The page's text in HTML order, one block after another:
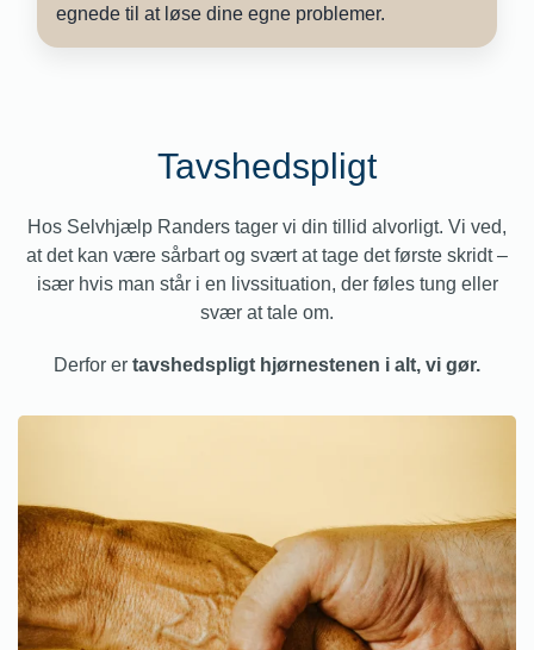
egnede til at løse dine egne problemer.
Tavshedspligt
Hos Selvhjælp Randers tager vi din tillid alvorligt. Vi ved,
at det kan være sårbart og svært at tage det første skridt –
især hvis man står i en livssituation, der føles tung eller
svær at tale om.
Derfor er tavshedspligt hjørnestenen i alt, vi gør.